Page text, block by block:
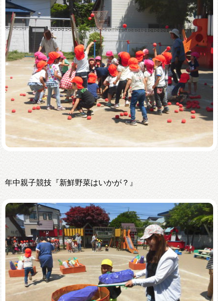
年中親子競技『新鮮野菜はいかが？』